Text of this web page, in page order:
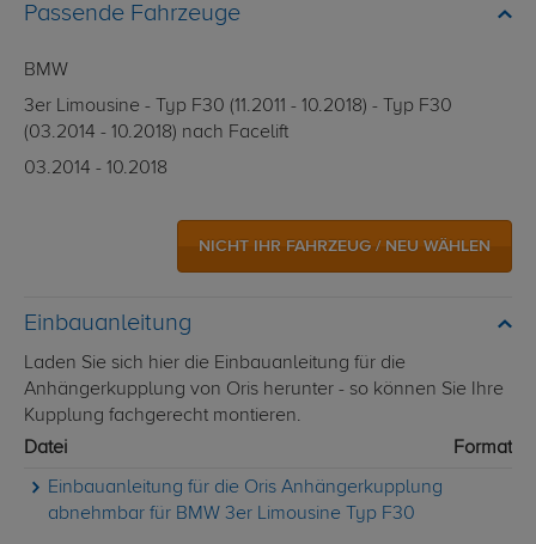
Passende Fahrzeuge
BMW
3er Limousine - Typ F30 (11.2011 - 10.2018) - Typ F30
(03.2014 - 10.2018) nach Facelift
03.2014 - 10.2018
NICHT IHR FAHRZEUG / NEU WÄHLEN
Einbauanleitung
Laden Sie sich hier die Einbauanleitung für die
Anhängerkupplung von Oris herunter - so können Sie Ihre
Kupplung fachgerecht montieren.
Datei
Format
Einbauanleitung für die Oris Anhängerkupplung
abnehmbar für BMW 3er Limousine Typ F30